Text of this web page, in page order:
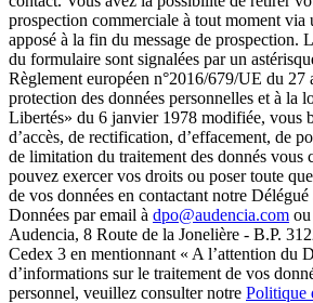
prospection commerciale à tout moment via
apposé à la fin du message de prospection.
du formulaire sont signalées par un
Règlement européen n°2016/679/UE du 27
protection des données personnelles et à la
Libertés» du 6 janvier 1978 modifiée, vous
d’accès, de rectification, d’effacement, de
de limitation du traitement des donnés vous
pouvez exercer vos droits ou poser toute
de vos données en contactant notre
Données par email à dpo@audencia.com
Audencia, 8 Route de la Jonelière - B.P.
Cedex 3 en mentionnant « A l’attention du
d’informations sur le traitement de vos
personnel, veuillez consulter notre Politique